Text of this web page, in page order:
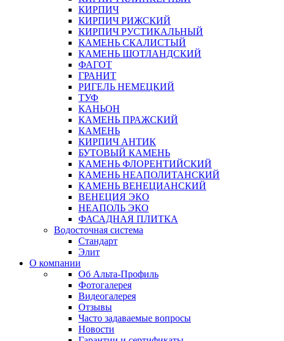
КИРПИЧ
КИРПИЧ РИЖСКИЙ
КИРПИЧ РУСТИКАЛЬНЫЙ
КАМЕНЬ СКАЛИСТЫЙ
КАМЕНЬ ШОТЛАНДСКИЙ
ФАГОТ
ГРАНИТ
РИГЕЛЬ НЕМЕЦКИЙ
ТУФ
КАНЬОН
КАМЕНЬ ПРАЖСКИЙ
КАМЕНЬ
КИРПИЧ АНТИК
БУТОВЫЙ КАМЕНЬ
КАМЕНЬ ФЛОРЕНТИЙСКИЙ
КАМЕНЬ НЕАПОЛИТАНСКИЙ
КАМЕНЬ ВЕНЕЦИАНСКИЙ
ВЕНЕЦИЯ ЭКО
НЕАПОЛЬ ЭКО
ФАСАДНАЯ ПЛИТКА
Водосточная система
Стандарт
Элит
О компании
Об Альта-Профиль
Фотогалерея
Видеогалерея
Отзывы
Часто задаваемые вопросы
Новости